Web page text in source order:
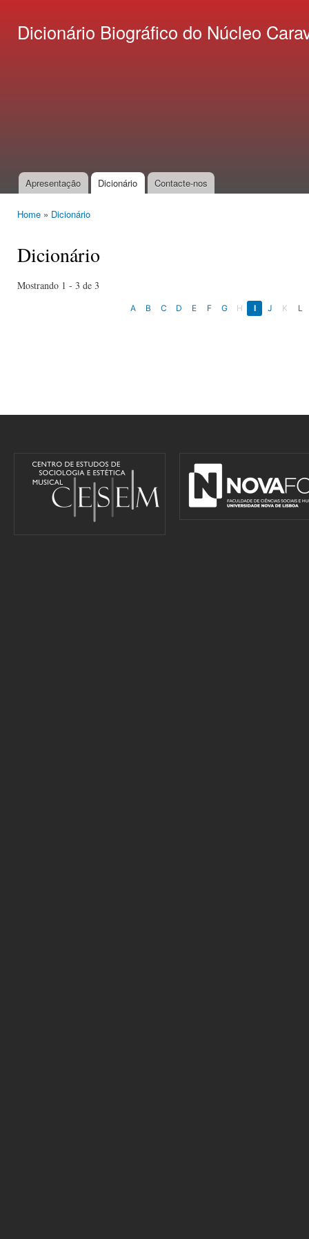
Dicionário Biográfico do Núcleo
Main menu
Apresentação Dicionário Contacte-nos
Home » Dicionário
Dicionário
Mostrando 1 - 3 de 3
A B C D E F G H I J K L